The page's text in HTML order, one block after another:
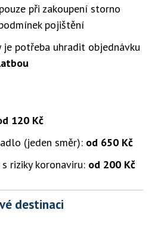
při zakoupení storno
pojištění
je potřeba uhradit objednávku
120 Kč
(jeden směr): od 650 Kč
riziky koronaviru: od 200 Kč
destinaci